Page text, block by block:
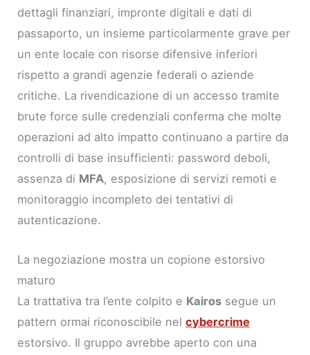
dettagli finanziari, impronte digitali e dati di
passaporto, un insieme particolarmente grave per
un ente locale con risorse difensive inferiori
rispetto a grandi agenzie federali o aziende
critiche. La rivendicazione di un accesso tramite
brute force sulle credenziali conferma che molte
operazioni ad alto impatto continuano a partire da
controlli di base insufficienti: password deboli,
assenza di MFA, esposizione di servizi remoti e
monitoraggio incompleto dei tentativi di
autenticazione.
La negoziazione mostra un copione estorsivo
maturo
La trattativa tra l’ente colpito e Kairos segue un
pattern ormai riconoscibile nelcybercrime
estorsivo. Il gruppo avrebbe aperto con una